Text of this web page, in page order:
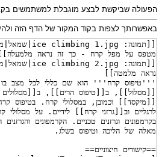
לחיפוש
הפעולה שביקשת לבצע מוגבלת למשתמשים
באפשרותך לצפות בקוד המקור של הדף הזה